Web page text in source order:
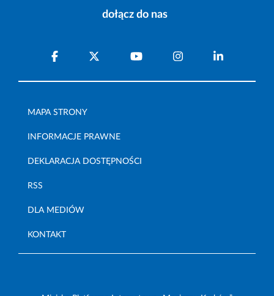
dołącz do nas
MAPA STRONY
INFORMACJE PRAWNE
DEKLARACJA DOSTĘPNOŚCI
RSS
DLA MEDIÓW
KONTAKT